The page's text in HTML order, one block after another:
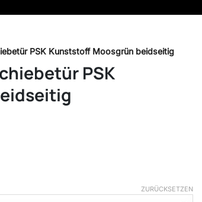
PSK Kunststoff Moosgrün beidseitig
PSK
ZURÜCKSETZEN